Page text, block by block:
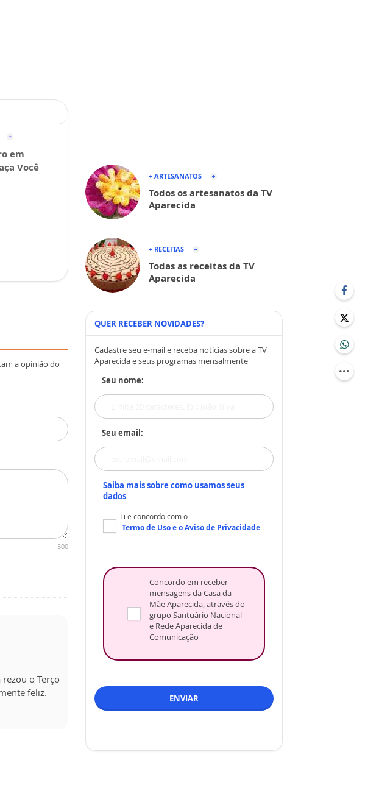
em
Você
a opinião do
500
o Terço
feliz.
+ ARTESANATOS
Todos os artesanatos da TV
Aparecida
+ RECEITAS
Todas as receitas da TV
Aparecida
QUER RECEBER NOVIDADES?
Cadastre seu e-mail e receba notícias sobre a TV
Aparecida e seus programas mensalmente
Seu nome:
Seu email:
Saiba mais sobre como usamos seus
dados
Li e concordo com o
Termo de Usoe oAviso de Privacidade
Concordo em receber
mensagens da Casa da
Mãe Aparecida, através do
grupo Santuário Nacional
e Rede Aparecida de
Comunicação
ENVIAR